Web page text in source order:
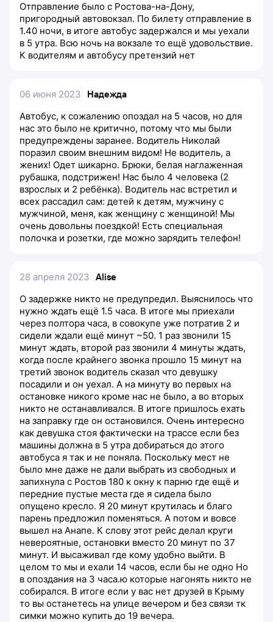
Отправление было с Ростова-на-Дону,
пригородный автовокзал. По билету отправление в
1.40 ночи, в итоге автобус задержался и мы уехали
в 5 утра. Всю ночь на вокзале то ещё удовольствие.
К водителям и автобусу претензий нет
06 июня 2023
Надежда
Автобус, к сожалению опоздал на 5 часов, но для
нас это было не критично, потому что мы были
предупреждены заранее. Водитель Николай
поразил своим внешним видом! Не водитель, а
жених! Одет шикарно. Брюки, белая наглаженная
рубашка, подстрижен! Нас было 4 человека (2
взрослых и 2 ребёнка). Водитель нас встретил и
всех рассадил сам: детей к детям, мужчину с
мужчиной, меня, как женщину с женщиной! Мы
очень довольны поездкой! Есть специальная
полочка и розетки, где можно зарядить телефон!
28 апреля 2023 Alise
О задержке никто не предупредил. Выяснилось что
нужно ждать ещё 1.5 часа. В итоге мы приехали
через полтора часа, в совокупе уже потратив 2 и
сидели ждали ещё минут ~50. 1 раз звонили 15
минут ждать, второй раз звонили 4 минуты ждать,
когда после крайнего звонка прошло 15 минут на
третий звонок водитель сказал что девушку
посадили и он уехал. А на минуту во первых на
остановке никого кроме нас не было, а во вторых
никто не останавливался. В итоге пришлось ехать
на заправку где он остановился. Очень интересно
как девушка стоя фактически на трассе если без
машины должна в 5 утра добираться до этого
автобуса я так и не поняла. Поскольку мест не
было мне даже не дали выбрать из свободных и
запихнула с Ростов 180 к окну к парню где ещё и
передние пустые места где я сидела было
опущено кресло. Я 20 минут крутилась и благо
парень предложил поменяться. А потом и вовсе
вышел на Анапе. К слову этот рейс делал круги
невероятные, остановки вместо 20 минут по 37
минут. И высаживал где кому удобно выйти. В
целом то мы и ехали 14 часов, если бы не одно Но
в опоздания на 3 часа.ю которые нагонять никто не
собирался. В итоге если у вас нет друзей в Крыму
то вы останетесь на улице вечером и без связи тк
симки можно купить до 19 вечера.